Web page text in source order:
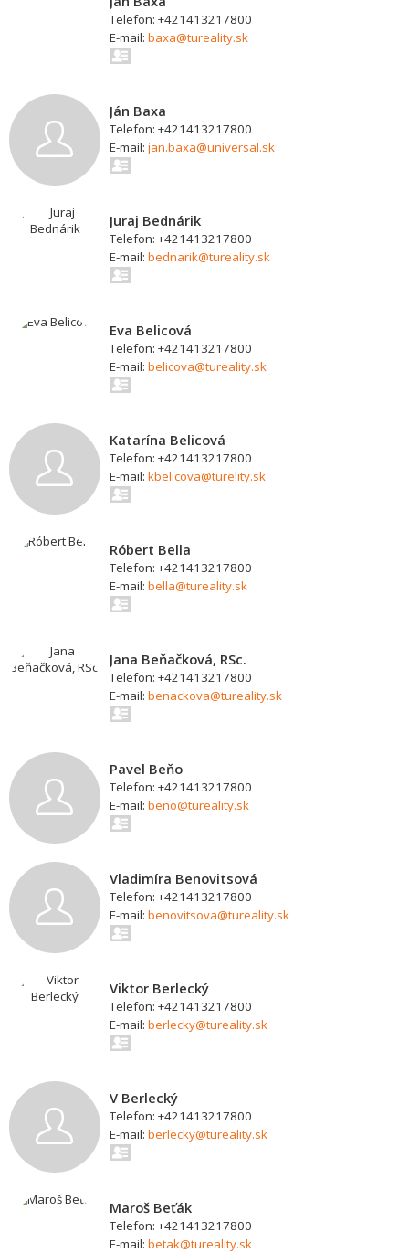
Telefon: +421413217800
E-mail: baxa@tureality.sk
Ján Baxa
Telefon: +421413217800
E-mail: jan.baxa@universal.sk
Juraj Bednárik
Telefon: +421413217800
E-mail: bednarik@tureality.sk
Eva Belicová
Telefon: +421413217800
E-mail: belicova@tureality.sk
Katarína Belicová
Telefon: +421413217800
E-mail: kbelicova@turelity.sk
Róbert Bella
Telefon: +421413217800
E-mail: bella@tureality.sk
Jana Beňačková, RSc.
Telefon: +421413217800
E-mail: benackova@tureality.sk
Pavel Beňo
Telefon: +421413217800
E-mail: beno@tureality.sk
Vladimíra Benovitsová
Telefon: +421413217800
E-mail: benovitsova@tureality.sk
Viktor Berlecký
Telefon: +421413217800
E-mail: berlecky@tureality.sk
V Berlecký
Telefon: +421413217800
E-mail: berlecky@tureality.sk
Maroš Beťák
Telefon: +421413217800
E-mail: betak@tureality.sk